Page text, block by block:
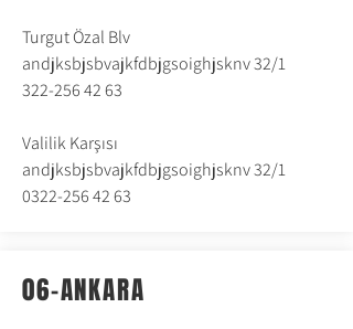
Turgut Özal Blv
andjksbjsbvajkfdbjgsoighjsknv 32/1
322-256 42 63
Valilik Karşısı
andjksbjsbvajkfdbjgsoighjsknv 32/1
0322-256 42 63
06-ANKARA